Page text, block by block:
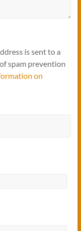
is sent to a
spam prevention
on